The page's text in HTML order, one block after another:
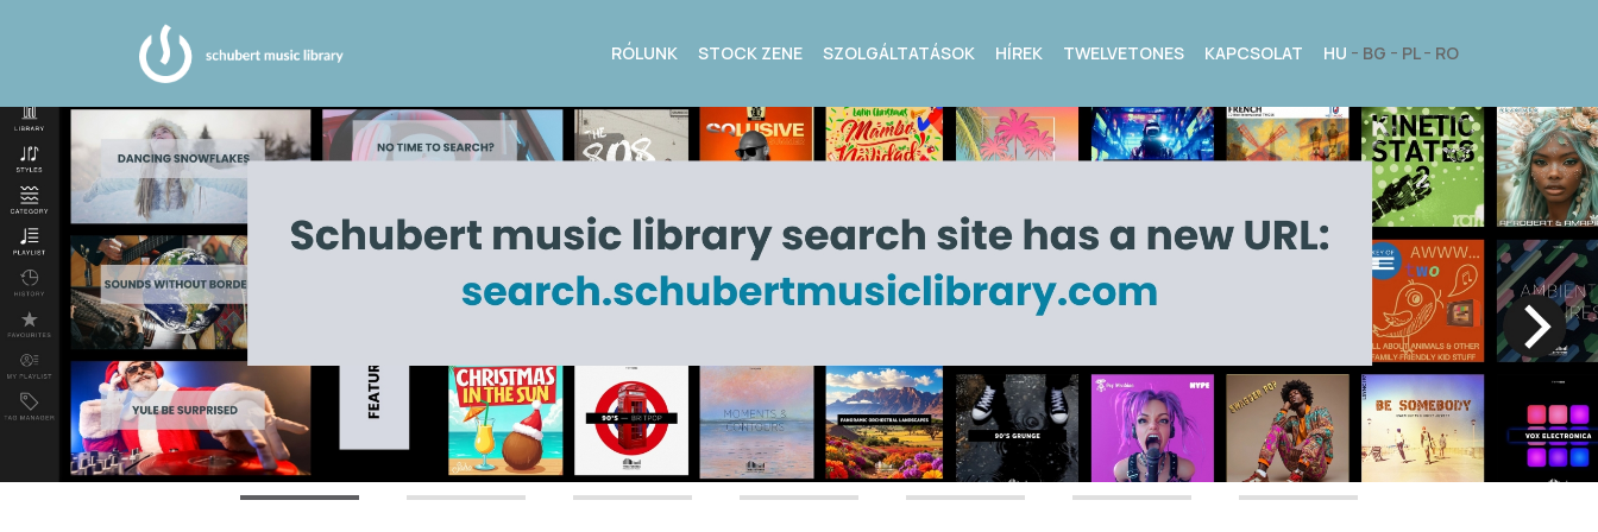
HU BG PL RO
RÓLUNK STOCK ZENE SZOLGÁLTATÁSOK HÍREK TWELVETONES KAPCSOLAT